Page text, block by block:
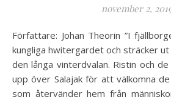
november 2,
Författare: Johan Theorin ”I fjällborgen Salajak vaknar det
kungliga hwitergardet och sträcker
den långa vinterdvalan. Ristin och
upp över Salajak för att välkomna
som återvänder hem från